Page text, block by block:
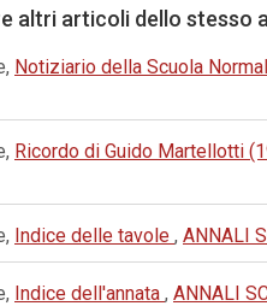
altri articoli dello stesso
Notiziario della Scuola
Ricordo di Guido Martellotti
Indice delle tavole , ANNALI
Indice dell'annata , ANNALI